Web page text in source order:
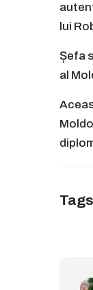
lui
Șefa
al